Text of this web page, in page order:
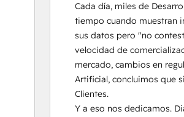
Cada día, miles de
tiempo cuando muestran
sus datos pero "no
velocidad de
mercado, cambios en
Artificial, concluimos que
Clientes.
Y a eso nos dedicamos.